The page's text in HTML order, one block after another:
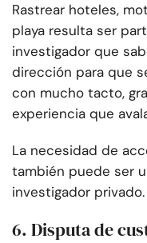
Rastrear hoteles,
playa resulta ser
investigador que
dirección para que
con mucho tacto,
experiencia que
La necesidad de
también puede ser
investigador privado.
6. Disputa de